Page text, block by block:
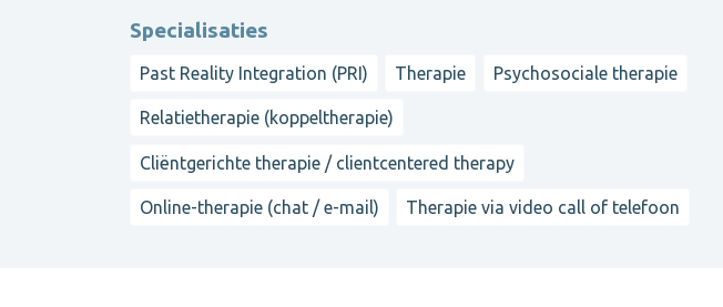
Specialisaties
Past Reality Integration (PRI) Therapie Psychosociale therapie
Relatietherapie (koppeltherapie)
Cliëntgerichte therapie / clientcentered therapy
Online-therapie (chat / e-mail) Therapie via video call of telefoon